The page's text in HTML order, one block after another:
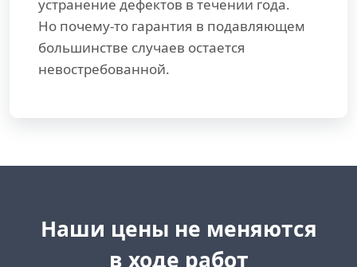
устранение дефектов в течении года.
Но почему-то гарантия в подавляющем
большинстве случаев остается
невостребованной.
Наши цены не меняются
в ходе работ